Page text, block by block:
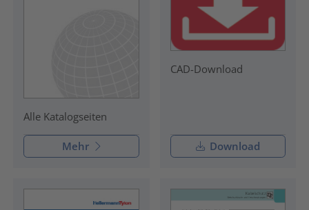
Alle Katalogseiten
Mehr
CAD-Download
Download